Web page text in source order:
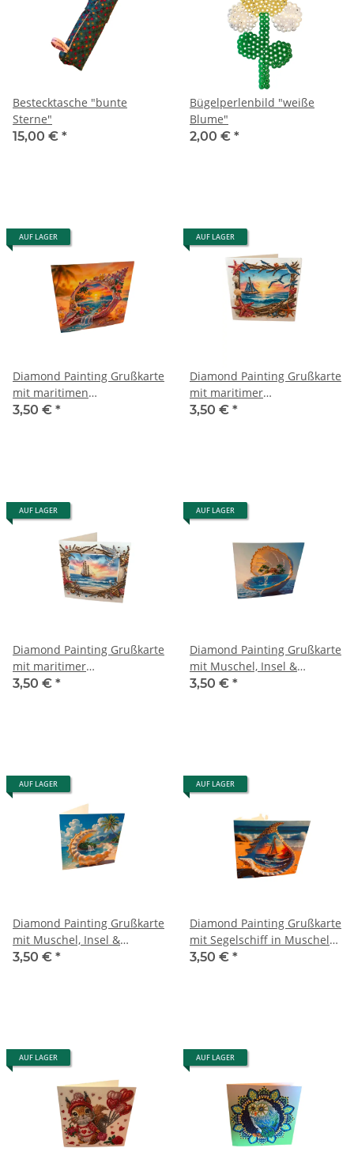
Bestecktasche "bunte
Sterne"
15,00 € *
Bügelperlenbild "weiße
Blume"
2,00 € *
AUF LAGER
Diamond Painting Grußkarte
mit maritimen
Muschel-/Strandmotiv
3,50 € *
AUF LAGER
Diamond Painting Grußkarte
mit maritimer
Strandlandschaft &
3,50 € *
AUF LAGER
Diamond Painting Grußkarte
mit maritimer
Strandlandschaft &
3,50 € *
AUF LAGER
Diamond Painting Grußkarte
mit Muschel, Insel &
Delfinen
3,50 € *
AUF LAGER
Diamond Painting Grußkarte
mit Muschel, Insel &
Wasserfall
3,50 € *
AUF LAGER
Diamond Painting Grußkarte
mit Segelschiff in Muschel
(Sonnenuntergang)
3,50 € *
AUF LAGER AUF LAGER